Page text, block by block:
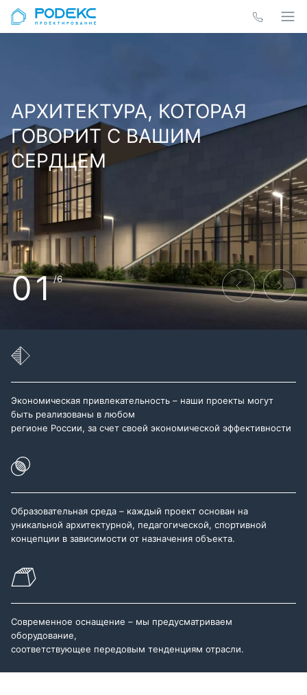
АРХИТЕКТУРА, КОТОРАЯ
ГОВОРИТ С ВАШИМ
СЕРДЦЕМ
01/6
Экономическая привлекательность – наши проекты могут
быть реализованы в любом
регионе России, за счет своей экономической эффективности
Образовательная среда – каждый проект основан на
уникальной архитектурной, педагогической, спортивной
концепции в зависимости от назначения объекта.
Современное оснащение – мы предусматриваем
оборудование,
соответствующее передовым тенденциям отрасли.